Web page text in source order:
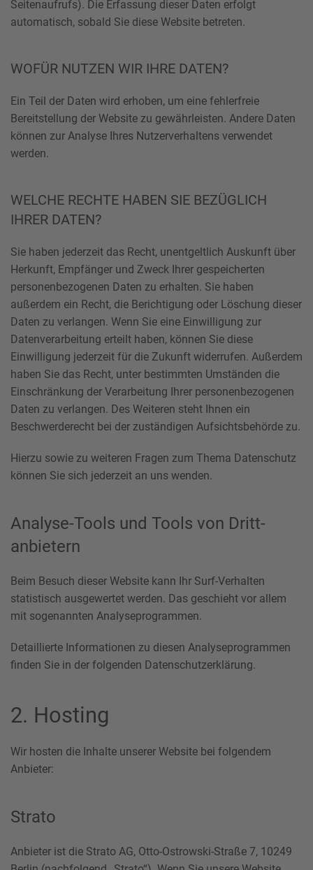
Seitenaufrufs). Die Erfassung dieser Daten erfolgt
automatisch, sobald Sie diese Website betreten.
WOFÜR NUTZEN WIR IHRE DATEN?
Ein Teil der Daten wird erhoben, um eine fehlerfreie
Bereitstellung der Website zu gewährleisten. Andere Daten
können zur Analyse Ihres Nutzerverhaltens verwendet
werden.
WELCHE RECHTE HABEN SIE BEZÜGLICH
IHRER DATEN?
Sie haben jederzeit das Recht, unentgeltlich Auskunft über
Herkunft, Empfänger und Zweck Ihrer gespeicherten
personenbezogenen Daten zu erhalten. Sie haben
außerdem ein Recht, die Berichtigung oder Löschung dieser
Daten zu verlangen. Wenn Sie eine Einwilligung zur
Datenverarbeitung erteilt haben, können Sie diese
Einwilligung jederzeit für die Zukunft widerrufen. Außerdem
haben Sie das Recht, unter bestimmten Umständen die
Einschränkung der Verarbeitung Ihrer personenbezogenen
Daten zu verlangen. Des Weiteren steht Ihnen ein
Beschwerderecht bei der zuständigen Aufsichtsbehörde zu.
Hierzu sowie zu weiteren Fragen zum Thema Datenschutz
können Sie sich jederzeit an uns wenden.
Analyse-Tools und Tools von Dritt­
anbietern
Beim Besuch dieser Website kann Ihr Surf-Verhalten
statistisch ausgewertet werden. Das geschieht vor allem
mit sogenannten Analyseprogrammen.
Detaillierte Informationen zu diesen Analyseprogrammen
finden Sie in der folgenden Datenschutzerklärung.
2. Hosting
Wir hosten die Inhalte unserer Website bei folgendem
Anbieter:
Strato
Anbieter ist die Strato AG, Otto-Ostrowski-Straße 7, 10249